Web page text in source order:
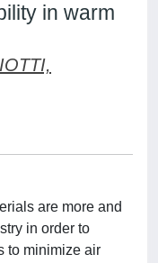
in warm
are more and
in order to
to minimize air